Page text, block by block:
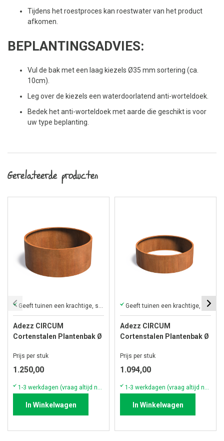
Tijdens het roestproces kan roestwater van het product
afkomen.
BEPLANTINGSADVIES:
Vul de bak met een laag kiezels Ø35 mm sortering (ca.
10cm).
Leg over de kiezels een waterdoorlatend anti-worteldoek.
Bedek het anti-worteldoek met aarde die geschikt is voor
uw type beplanting.
Gerelateerde producten
Geeft tuinen een krachtige, stijlvolle en warme uitstraling.
Adezz CIRCUM
Cortenstalen Plantenbak Ø
Prijs per stuk
1.250,00
In Winkelwagen
Geeft tuinen een krachtige, stijlvolle en warme uitstraling.
Adezz CIRCUM
Cortenstalen Plantenbak Ø
Prijs per stuk
1.094,00
In Winkelwagen